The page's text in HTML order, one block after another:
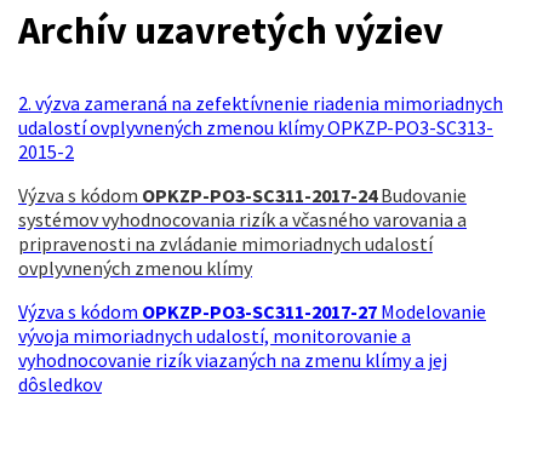
Archív uzavretých výziev
2. výzva zameraná na zefektívnenie riadenia mimoriadnych
udalostí ovplyvnených zmenou klímy OPKZP-PO3-SC313-
2015-2
Výzva s kódom OPKZP-PO3-SC311-2017-24Budovanie
systémov vyhodnocovania rizík a včasného varovania a
pripravenosti na zvládanie mimoriadnych udalostí
ovplyvnených zmenou klímy
Výzva s kódom OPKZP-PO3-SC311-2017-27 Modelovanie
vývoja mimoriadnych udalostí, monitorovanie a
vyhodnocovanie rizík viazaných na zmenu klímy a jej
dôsledkov